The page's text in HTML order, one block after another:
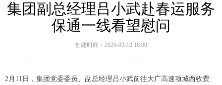
集团副总经理吕小武赴春运服务
保通一线看望慰问
2月11日，集团党委委员、副总经理吕小武前往大广高速项城西收费
创建时间： 2026-02-12 18:00